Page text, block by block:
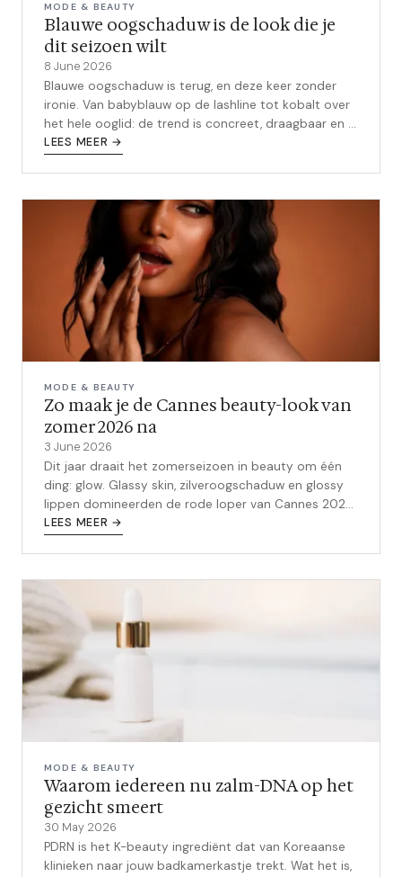
MODE & BEAUTY
Blauwe oogschaduw is de look die je
dit seizoen wilt
8 June 2026
Blauwe oogschaduw is terug, en deze keer zonder
ironie. Van babyblauw op de lashline tot kobalt over
het hele ooglid: de trend is concreet, draagbaar en in
elke prijsklasse te vinden.
LEES MEER →
MODE & BEAUTY
Zo maak je de Cannes beauty-look van
zomer 2026 na
3 June 2026
Dit jaar draait het zomerseizoen in beauty om één
ding: glow. Glassy skin, zilveroogschaduw en glossy
lippen domineerden de rode loper van Cannes 2026.
Zo breng je de look na en welke producten heb je
LEES MEER →
MODE & BEAUTY
Waarom iedereen nu zalm-DNA op het
gezicht smeert
30 May 2026
PDRN is het K-beauty ingrediënt dat van Koreaanse
klinieken naar jouw badkamerkastje trekt. Wat het is,